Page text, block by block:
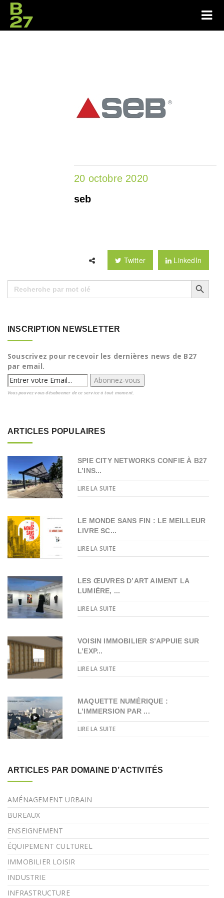
20 octobre 2020
seb
Twitter LinkedIn
Search
for:
Search Button
INSCRIPTION NEWSLETTER
Souscrivez pour recevoir les dernières news de B27
par email.
Vous pouvez vous désabonner de ce service à tout moment.
ARTICLES POPULAIRES
SPIE CITY NETWORKS CONFIE À B27
L’INS...
LIRE LA SUITE
LE MONDE SANS FIN : LE MEILLEUR
LIVRE SC...
LIRE LA SUITE
LES ŒUVRES D’ART AIMENT LA
LUMIÈRE, ...
LIRE LA SUITE
VOISIN IMMOBILIER S’APPUIE SUR
L’EXP...
LIRE LA SUITE
MAQUETTE NUMÉRIQUE :
L’IMMERSION PAR ...
LIRE LA SUITE
ARTICLES PAR DOMAINE D’ACTIVITÉS
AMÉNAGEMENT URBAIN
BUREAUX
ENSEIGNEMENT
ÉQUIPEMENT CULTUREL
IMMOBILIER LOISIR
INDUSTRIE
INFRASTRUCTURE